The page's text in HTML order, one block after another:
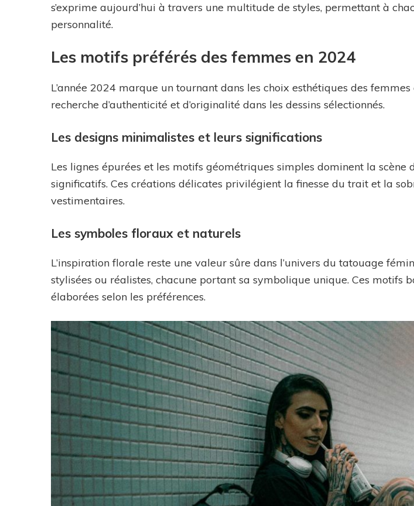
les
tendance
pour
style
s’exprime aujourd’hui à travers une multitude de styles, permettant à
personnalité.
Les motifs préférés des femmes en 2024
L’année 2024 marque un tournant dans les choix esthétiques des
recherche d’authenticité et d’originalité dans les dessins sélectionnés.
Les designs minimalistes et leurs significations
Les lignes épurées et les motifs géométriques simples dominent la scène
significatifs. Ces créations délicates privilégient la finesse du trait et la
vestimentaires.
Les symboles floraux et naturels
L’inspiration florale reste une valeur sûre dans l’univers du tatouage
stylisées ou réalistes, chacune portant sa symbolique unique. Ces motifs
élaborées selon les préférences.